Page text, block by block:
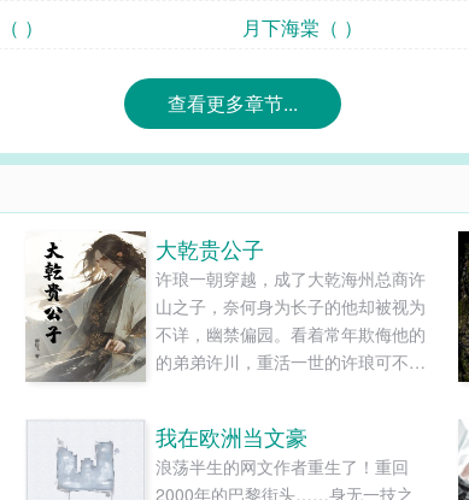
温香暖玉（ ） 月下海棠（ ）
查看更多章节...
大乾贵公子
许琅一朝穿越，成了大乾海州总商许
山之子，奈何身为长子的他却被视为
不详，幽禁偏园。看着常年欺侮他的
的弟弟许川，重活一世的许琅可不想
仕途...你所享受的一切，以后都由我
来享受！表面上他是许府二公子，大
我在欧洲当文豪
浪荡半生的网文作者重生了！重回
2000年的巴黎街头……身无一技之